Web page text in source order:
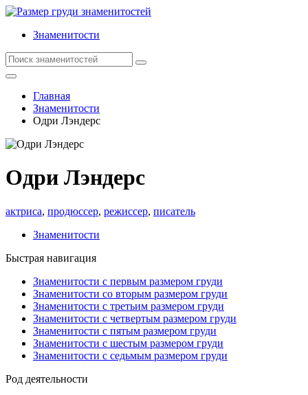
Знаменитости
Главная
Знаменитости
Одри Лэндерс
Одри Лэндерс
актриса, продюссер, режиссер, писатель
Знаменитости
Быстрая навигация
Знаменитости с первым размером груди
Знаменитости со вторым размером груди
Знаменитости с третьим размером груди
Знаменитости с четвертым размером груди
Знаменитости с пятым размером груди
Знаменитости с шестым размером груди
Знаменитости с седьмым размером груди
Род деятельности